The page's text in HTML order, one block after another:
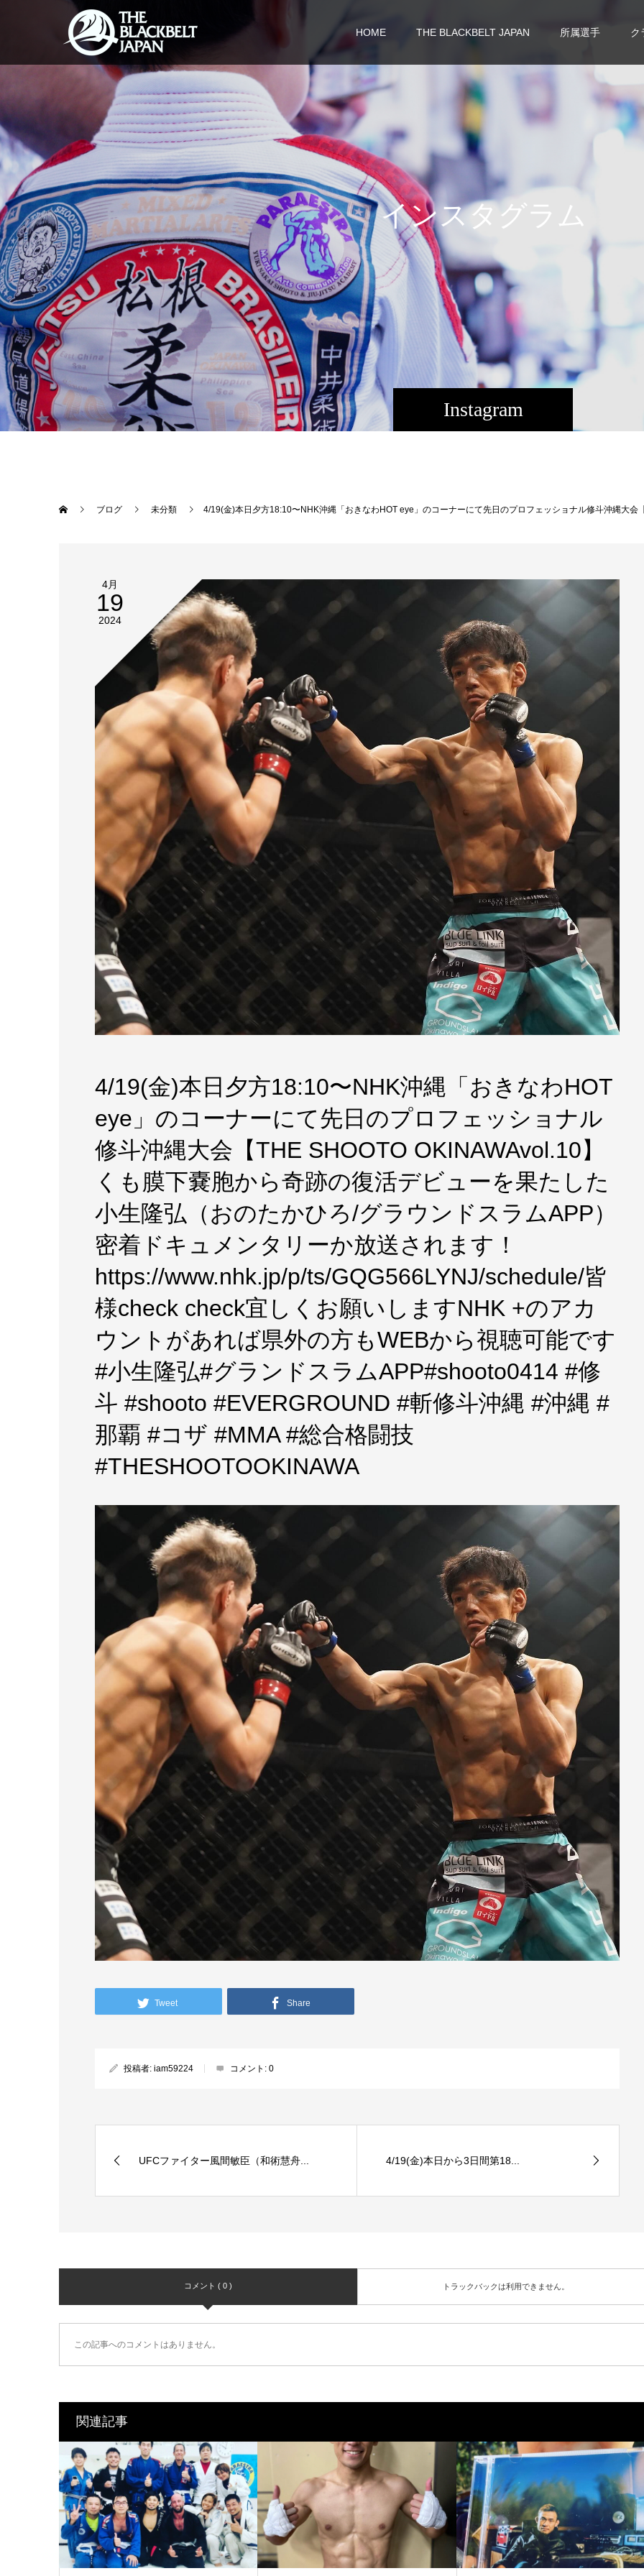
HOME THE BLACKBELT JAPAN 所属選手 ク
Instagram
インスタグラ ム
ブログ 未分類 4/19(金)本日夕方18:10〜NHK沖縄「おきなわHOT eye」のコーナーにて先日のプロフェッショナル修斗沖縄大会【THE SHOOTO OKINAWAvol.10】くも膜下嚢胞から奇跡の復活デビューを果たした小生隆弘（おのたかひろ/グラウンドスラムAPP）密着ドキュメンタリーか放送されます！https://www.nhk.jp/p/ts/GQG566LYNJ/schedule/皆様check check宜しくお願いします
4月
19
2024
4/19(金)本日夕方18:10〜NHK沖縄「おきなわHOT
eye」のコーナーにて先日のプロフェッショナル
修斗沖縄大会【THE SHOOTO OKINAWAvol.10】
くも膜下嚢胞から奇跡の復活デビューを果たした
小生隆弘（おのたかひろ/グラウンドスラムAPP）
密着ドキュメンタリーか放送されます！
https://www.nhk.jp/p/ts/GQG566LYNJ/schedule/皆
様check check宜しくお願いしますNHK +のアカ
ウントがあれば県外の方もWEBから視聴可能です
#小生隆弘#グランドスラムAPP#shooto0414 #修
斗 #shooto #EVERGROUND #斬修斗沖縄 #沖縄 #
那覇 #コザ #MMA #総合格闘技
#THESHOOTOOKINAWA
Tweet Share
投稿者: iam59224 コメント: 0
UFCファイター風間敏臣（和術慧舟... 4/19(金)本日から3日間第18...
コメント ( 0 ) トラックバックは利用できません。
この記事へのコメントはありません。
関連記事